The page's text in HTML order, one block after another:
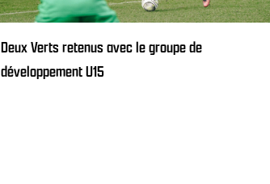
Deux Verts retenus avec le groupe de
développement U15